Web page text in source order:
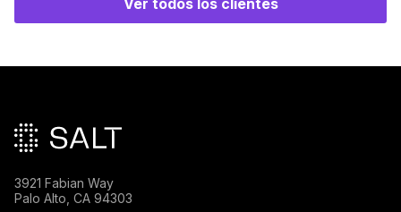
Ver todos los clientes
3921 Fabian Way
Palo Alto, CA 94303